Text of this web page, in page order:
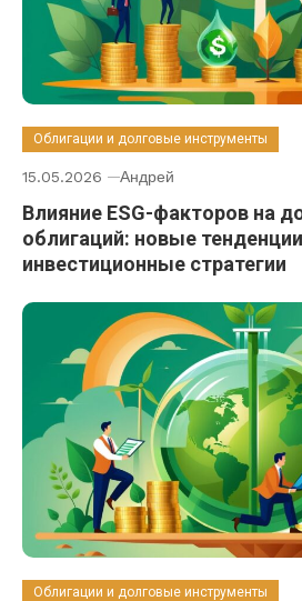
Облигации и долговые инструменты
15.05.2026 Андрей
Влияние ESG-факторов на
облигаций: новые
инвестиционные стратегии
Облигации и долговые инструменты